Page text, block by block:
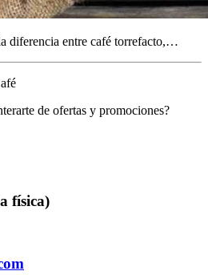
diferencia entre café torrefacto,…
de ofertas y promociones?
física)